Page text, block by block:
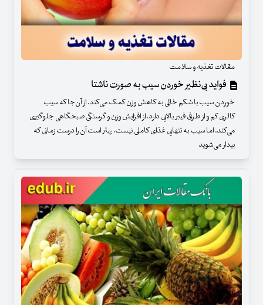
مقالات تغذیه و سلامت
فواید بی‌نظیر خوردن سیب به صورت ناشتا
خوردن سیب با شکم خالی به کاهش وزن کمک می‌کند. از آن‌جا که سیب
کالری کم و از طرفی فیبر بالایی دارد، از افزایش وزن و گرسنگی صبحگاهی جلوگیری
می‌کند. اما سیب به‌ تنهایی غذای کاملی نیست. بهتر است آن را درست زمانی که
بیدار می‌شوید